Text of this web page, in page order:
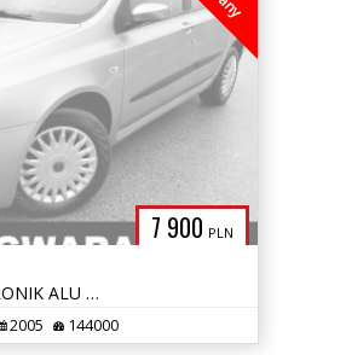
7 900 PLN
1.6 16V 103KM KLIMATRONIK ALU PDC SERWIS WELUR OPŁATY GWARANCJA
2005 144000